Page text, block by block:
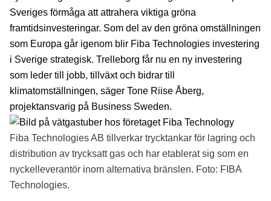
Sveriges förmåga att attrahera viktiga gröna
framtidsinvesteringar. Som del av den gröna omställningen
som Europa går igenom blir Fiba Technologies investering
i Sverige strategisk. Trelleborg får nu en ny investering
som leder till jobb, tillväxt och bidrar till
klimatomställningen, säger Tone Riise Åberg,
projektansvarig på Business Sweden.
Fiba Technologies AB tillverkar trycktankar för lagring och
distribution av trycksatt gas och har etablerat sig som en
nyckelleverantör inom alternativa bränslen. Foto: FIBA
Technologies.